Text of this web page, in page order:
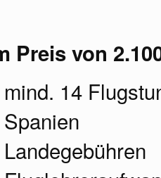
Preis von
mind. 14
Spanien
Landegebühren